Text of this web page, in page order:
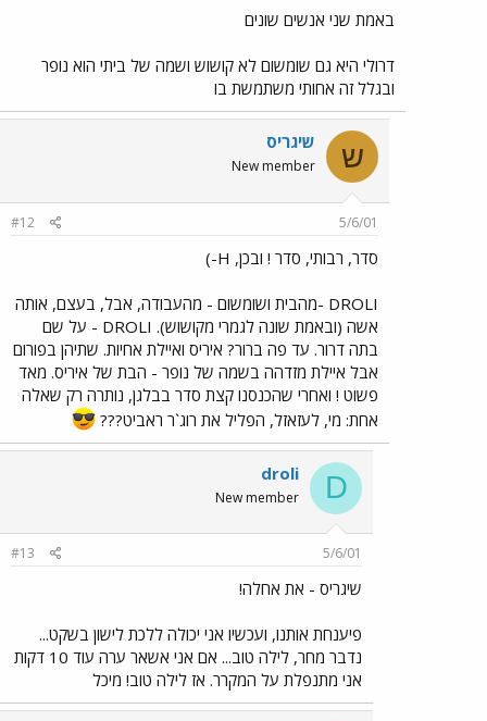
באמת שני אנשים שונים
דרולי היא גם שומשום לא קושוש ושמה של ביתי הוא נופר
ובגלל זה אחותי משתמשת בו
ש שיגריס
New member
5/6/01
#12
סדר, רבותי, סדר ! ובכן, H-)
DROLI -מהבית ושומשום - מהעבודה, אבל, בעצם, אותה
אשה (ובאמת שונה לגמרי מקושוש). DROLI - על שם
בתה דרור. עד פה ברור? איריס ואיילת אחיות. שתיהן בפורום
אבל איילת מזדהה בשמה של נופר - הבת של איריס. מאד
פשוט ! ואחרי שהכנסנו קצת סדר בבלגן, נותרה רק שאלה
אחת: מי, לעזאזל, הפליל את רוג`ר ראביט???
D
droli
New member
5/6/01
#13
שיגריס - את אחלה!
פיענחת אותנו, ועכשיו אני יכולה ללכת לישון בשקט...
נדבר מחר, לילה טוב... אם אני אשאר ערה עוד 10 דקות
אני מתנפלת על המקרר. אז לילה טוב! מיכל